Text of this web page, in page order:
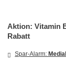
Aktion: Vitamin
Rabatt
Spar-Alarm: